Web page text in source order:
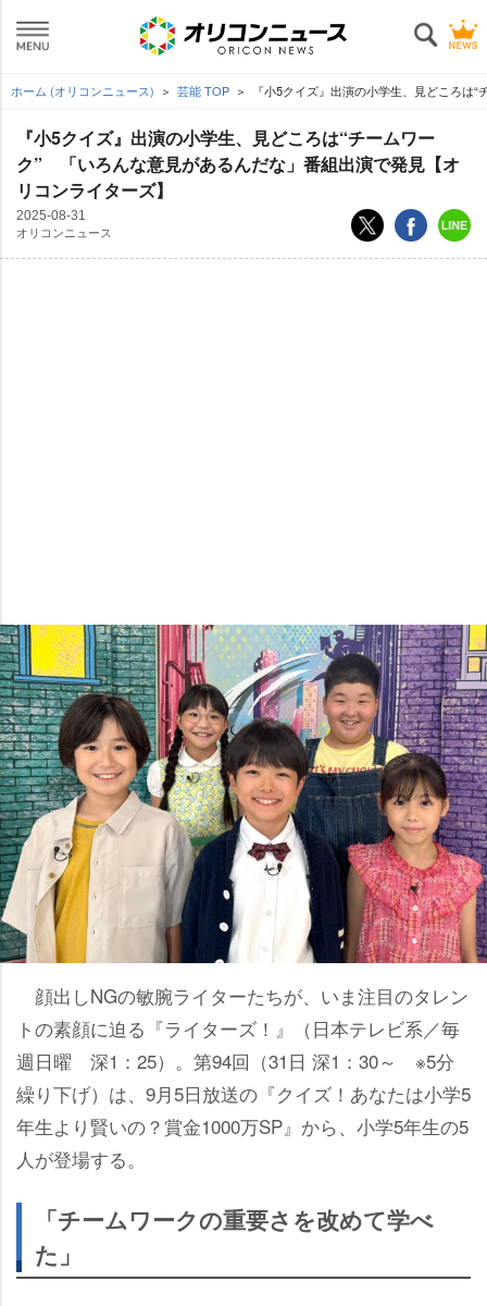
ホーム (オリコンニュース) 芸能 TOP 『小5クイズ』出演の小学生、見どころは
『小5クイズ』出演の小学生、見どころは“チームワー
ク” 「いろんな意見があるんだな」番組出演で発見【オ
リコンライターズ】
2025-08-31
オリコンニュース
顔出しNGの敏腕ライターたちが、いま注目のタレン
トの素顔に迫る『ライターズ！』（日本テレビ系／毎
週日曜 深1：25）。第94回（31日 深1：30～ ※5分
繰り下げ）は、9月5日放送の『クイズ！あなたは小学5
年生より賢いの？賞金1000万SP』から、小学5年生の5
人が登場する。
「チームワークの重要さを改めて学べ
た」